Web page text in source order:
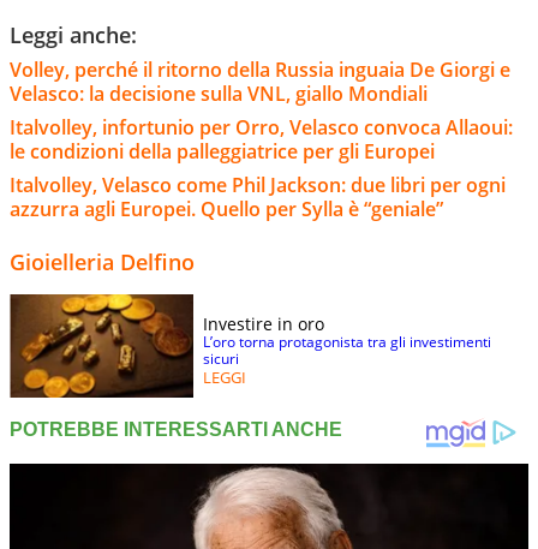
Leggi anche:
Volley, perché il ritorno della Russia inguaia De Giorgi e
Velasco: la decisione sulla VNL, giallo Mondiali
Italvolley, infortunio per Orro, Velasco convoca Allaoui:
le condizioni della palleggiatrice per gli Europei
Italvolley, Velasco come Phil Jackson: due libri per ogni
azzurra agli Europei. Quello per Sylla è “geniale”
Gioielleria Delfino
Investire in oro
L’oro torna protagonista tra gli investimenti
sicuri
LEGGI